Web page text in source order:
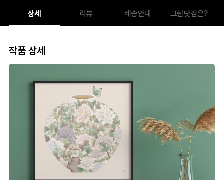
상세 리뷰 배송안내 그림닷컴은?
작품 상세